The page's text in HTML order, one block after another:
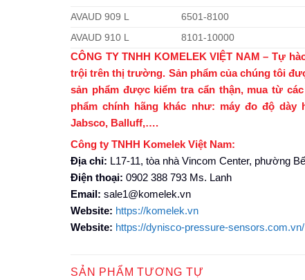
AVAUD 909 L
6501-8100
AVAUD 910 L
8101-10000
CÔNG TY TNHH KOMELEK VIỆT NAM – Tự
trội trên thị trường. Sản phẩm của chúng tôi
sản phẩm được kiểm tra cẩn thận, mua từ
phẩm chính hãng khác như: máy đo độ dày
Jabsco, Balluff,….
Công ty TNHH Komelek Việt Nam:
Địa chỉ: L17-11, tòa nhà Vincom Center, phường
Điện thoại: 0902 388 793 Ms. Lanh
Email: sale1@komelek.vn
Website: https://komelek.vn
Website: https://dynisco-pressure-sensors.com.vn/
SẢN PHẨM TƯƠNG TỰ